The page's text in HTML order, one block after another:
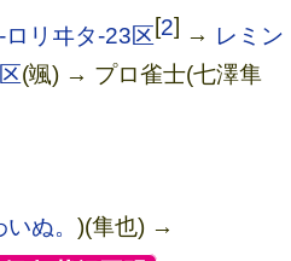
ロリヰタ-23区[2] → レミン
(颯) → プロ雀士(七澤隼
いぬ。)(隼也) →